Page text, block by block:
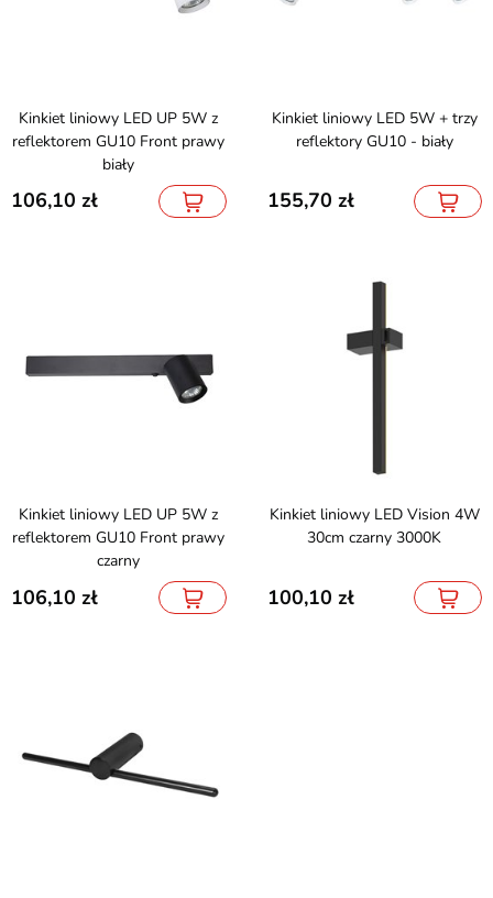
Kinkiet liniowy LED UP 5W z
reflektorem GU10 Front prawy
biały
106,10
Kinkiet liniowy LED 5W + trzy
reflektory GU10 - biały
155,70
Kinkiet liniowy LED UP 5W z
reflektorem GU10 Front prawy
czarny
106,10
Kinkiet liniowy LED Vision 4W
30cm czarny 3000K
100,10